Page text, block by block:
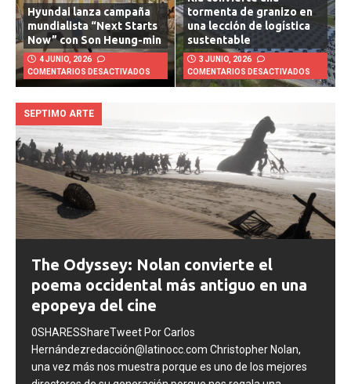
Hyundai lanza campaña
mundialista “Next Starts
Now” con Son Heung-min
4 JUNIO, 2026
COMENTARIOS DESACTIVADOS
Kia convierte una
tormenta de granizo en
una lección de logística
sustentable
3 JUNIO, 2026
COMENTARIOS DESACTIVADOS
SEPTIMO ARTE
The Odyssey: Nolan convierte el
poema occidental más antiguo en una
epopeya del cine
0SHARESShareTweet Por Carlos
Hernándezredacción@latinocc.com Christopher Nolan,
una vez más nos muestra porque es uno de los mejores